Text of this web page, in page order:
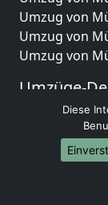
Umzug von
Umzug von
Umzug von
Umzüge-
Umzug von
Umzug von
Umzug von
Umzug von
Umzug von
Diese